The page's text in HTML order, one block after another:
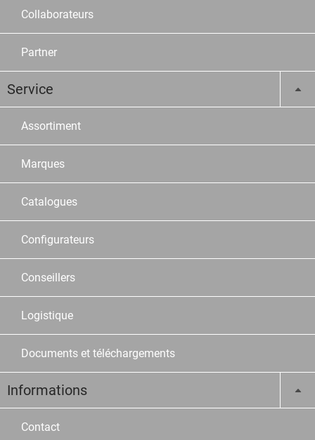
Collaborateurs
Partner
Service
Assortiment
Marques
Catalogues
Configurateurs
Conseillers
Logistique
Documents et téléchargements
Informations
Contact